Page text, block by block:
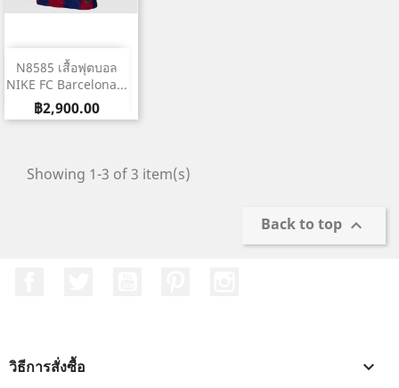
N8585 เสื้อฟุตบอล
NIKE FC Barcelona...
ราคา
฿2,900.00
Showing 1-3 of 3 item(s)
Back to top 
วิธีการสั่งซื้อ 